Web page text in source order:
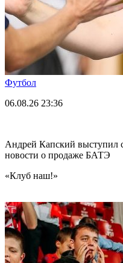
Футбол
06.08.26 23:36
Андрей Капский выступил
новости о продаже БАТЭ
«Клуб наш!»